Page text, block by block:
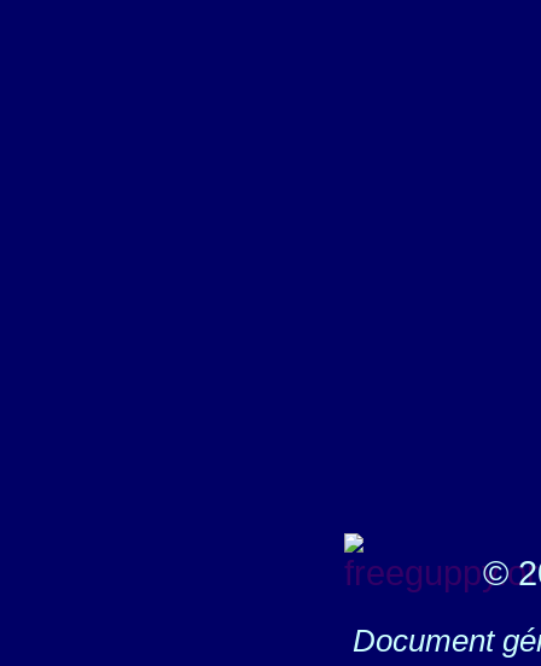
©
Document